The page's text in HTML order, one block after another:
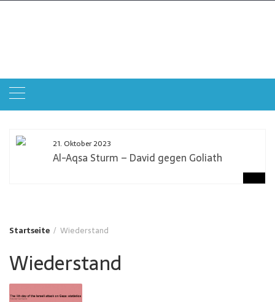
Zum
21. Oktober 2023
Al-Aqsa Sturm – David gegen Goliath
Startseite Wiederstand
Wiederstand